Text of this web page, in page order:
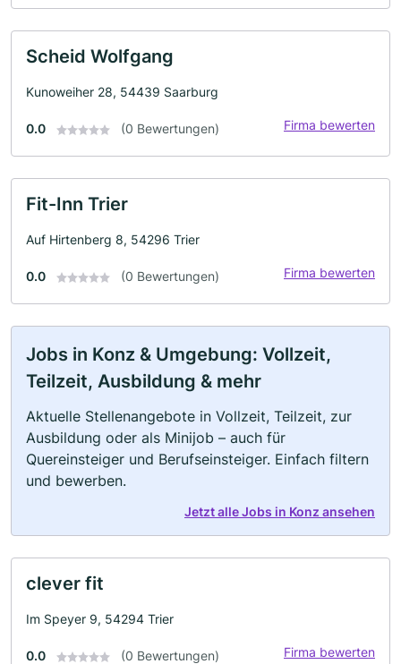
Scheid Wolfgang
Kunoweiher 28, 54439 Saarburg
0.0 (0 Bewertungen) Firma bewerten
Fit-Inn Trier
Auf Hirtenberg 8, 54296 Trier
0.0 (0 Bewertungen) Firma bewerten
Jobs in Konz & Umgebung: Vollzeit,
Teilzeit, Ausbildung & mehr
Aktuelle Stellenangebote in Vollzeit, Teilzeit, zur
Ausbildung oder als Minijob – auch für
Quereinsteiger und Berufseinsteiger. Einfach filtern
und bewerben.
Jetzt alle Jobs in Konz ansehen
clever fit
Im Speyer 9, 54294 Trier
0.0 (0 Bewertungen) Firma bewerten